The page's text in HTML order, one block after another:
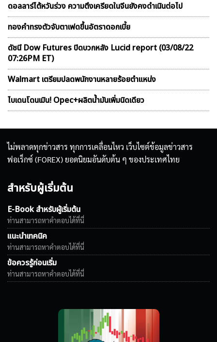
ดอลลาร์ไต้หวันร่วง ความตึงเครียดในจีนยังคงดำเนินต่อไป
ทองคำทรงตัวจับตาเฟดขึ้นอัตราดอกเบี้ย
ดัชนี Dow Futures ปิดบวกหลัง Lucid report (03/08/22
07:26PM ET)
Walmart เตรียมปลดพนักงานหลายร้อยตำแหน่ง
ไบเดนโดนเมิน! Opec+ผลิตน้ำมันเพิ่มนิดเดียว
ไม่พลาดทุกข่าวสาร ทุกการเคลื่อนไหว เว็บไซต์ข้อมูลข่าวสาร
ฟอเร็กซ์ (FOREX) ยอดนิยมอันดับต้น ๆ ของประเทศไทย
สำหรับผู้เริ่มต้น
E-Book สำหรับผู้เริ่มต้น
ท่านสามารถหาคำตอบได้ที่นี่
แนะนำเทคนิค
ท่านสามารถหาคำตอบได้ที่นี่
ข้อควรรู้ก่อนเริ่ม
ท่านสามารถหาคำตอบได้ที่นี่